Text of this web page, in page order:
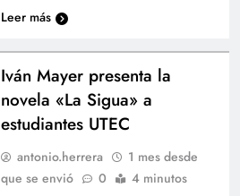
Leer más
Iván Mayer presenta la
novela «La Sigua» a
estudiantes UTEC
antonio.herrera
1 mes desde
que se envió
0 4 minutos